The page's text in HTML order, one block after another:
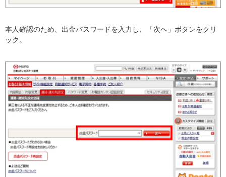
本人確認のため、出金パスワードを入力し、「次へ」ボタンをクリ
ック。